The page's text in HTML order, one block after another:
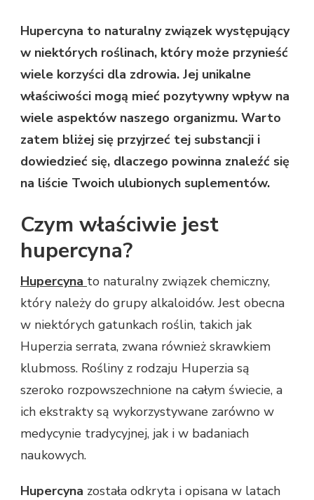
Hupercyna to naturalny związek występujący
w niektórych roślinach, który może przynieść
wiele korzyści dla zdrowia. Jej unikalne
właściwości mogą mieć pozytywny wpływ na
wiele aspektów naszego organizmu. Warto
zatem bliżej się przyjrzeć tej substancji i
dowiedzieć się, dlaczego powinna znaleźć się
na liście Twoich ulubionych suplementów.
Czym właściwie jest
hupercyna?
Hupercyna to naturalny związek chemiczny,
który należy do grupy alkaloidów. Jest obecna
w niektórych gatunkach roślin, takich jak
Huperzia serrata, zwana również skrawkiem
klubmoss. Rośliny z rodzaju Huperzia są
szeroko rozpowszechnione na całym świecie, a
ich ekstrakty są wykorzystywane zarówno w
medycynie tradycyjnej, jak i w badaniach
naukowych.
Hupercyna została odkryta i opisana w latach